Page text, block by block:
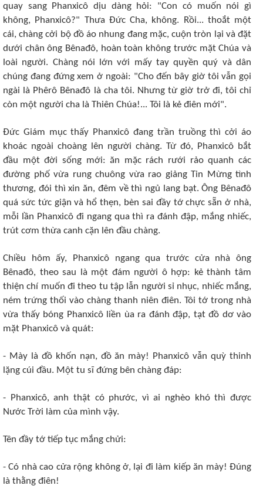
quay sang Phanxicô dịu dàng hỏi: "Con có muốn nói gì
không, Phanxicô?" Thưa Ðức Cha, không. Rồi... thoắt một
cái, chàng cởi bộ đồ áo nhung đang mặc, cuộn tròn lại và đặt
dưới chân ông Bênađô, hoàn toàn không trước mặt Chúa và
loài người. Chàng nói lớn với mấy tay quyền quý và dân
chúng đang đứng xem ở ngoài: "Cho đến bây giờ tôi vẫn gọi
ngài là Phêrô Bênađô là cha tôi. Nhưng từ giờ trở đi, tôi chỉ
còn một người cha là Thiên Chúa!... Tôi là kẻ điên mới".
Ðức Giám mục thấy Phanxicô đang trần truồng thì cởi áo
khoác ngoài choàng lên người chàng. Từ đó, Phanxicô bắt
đầu một đời sống mới: ăn mặc rách rưới rảo quanh các
đường phố vừa rung chuông vừa rao giảng Tin Mừng tình
thương, đói thì xin ăn, đêm về thì ngủ lang bạt. Ông Bênađô
quá sức tức giận và hổ thẹn, bèn sai đầy tớ chực sẵn ở nhà,
mỗi lần Phanxicô đi ngang qua thì ra đánh đập, mắng nhiếc,
trút cơm thừa canh cặn lên đầu chàng.
Chiều hôm ấy, Phanxicô ngang qua trước cửa nhà ông
Bênađô, theo sau là một đám người ô hợp: kẻ thành tâm
thiện chí muốn đi theo tu tập lẫn người sỉ nhục, nhiếc mắng,
ném trứng thối vào chàng thanh niên điên. Tôi tớ trong nhà
vừa thấy bóng Phanxicô liền ùa ra đánh đập, tạt đồ dơ vào
mặt Phanxicô và quát:
- Mày là đồ khốn nạn, đồ ăn mày! Phanxicô vẫn quỳ thinh
lặng cúi đầu. Một tu sĩ đứng bên chàng đáp:
- Phanxicô, anh thật có phước, vì ai nghèo khó thì được
Nước Trời làm của mình vậy.
Tên đầy tớ tiếp tục mắng chửi:
- Có nhà cao cửa rộng không ở, lại đi làm kiếp ăn mày! Ðúng
là thằng điên!